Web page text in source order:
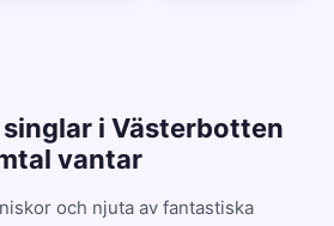
i Västerbotten
vantar
och njuta av fantastiska